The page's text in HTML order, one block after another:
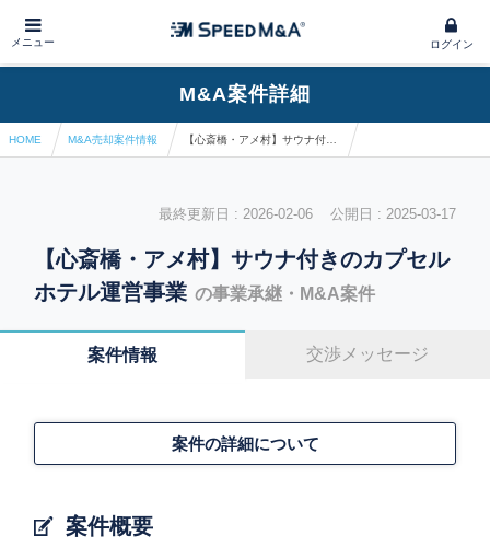
メニュー ログイン
M&A案件詳細
HOME M&A売却案件情報
最終更新日 : 2026-02-06 公開日 : 2025-03-17
【心斎橋・アメ村】サウナ付きのカプセル
ホテル運営事業 の事業承継・M&A案件
案件情報 交渉メッセージ
案件概要
案件の詳細について